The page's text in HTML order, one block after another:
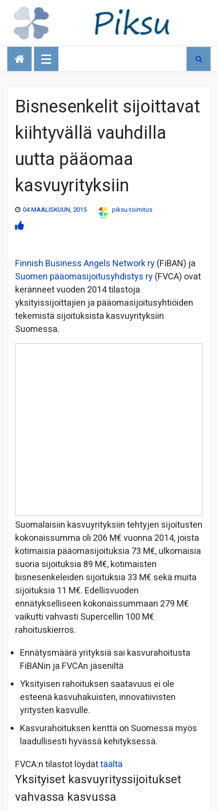
Talous
Bisnesenkelit sijoittavat
kiihtyvällä vauhdilla
uutta pääomaa
kasvuyrityksiin
04 MAALISKUUN, 2015 piksu-toimitus
Finnish Business Angels Network ry(FiBAN) ja
Suomen pääomasijoitusyhdistys ry(FVCA) ovat
keränneet vuoden 2014 tilastoja
yksityissijoittajien ja pääomasijoitusyhtiöiden
tekemistä sijoituksista kasvuyrityksiin
Suomessa.
Suomalaisiin kasvuyrityksiin tehtyjen sijoitusten
kokonaissumma oli 206 M€ vuonna 2014, joista
kotimaisia pääomasijoituksia 73 M€, ulkomaisia
suoria sijoituksia 89 M€, kotimaisten
bisnesenkeleiden sijoituksia 33 M€ sekä muita
sijoituksia 11 M€. Edellisvuoden
ennätykselliseen kokonaissummaan 279 M€
vaikutti vahvasti Supercellin 100 M€
rahoituskierros.
Ennätysmäärä yrityksiä sai kasvurahoitusta
FiBANin ja FVCAn jäseniltä
Yksityisen rahoituksen saatavuus ei ole
esteenä kasvuhakuisten, innovatiivisten
yritysten kasvulle.
Kasvurahoituksen kenttä on Suomessa myös
laadullisesti hyvässä kehityksessä.
FVCA:n tilastot löydättäältä
Yksityiset kasvuyrityssijoitukset
vahvassa kasvussa